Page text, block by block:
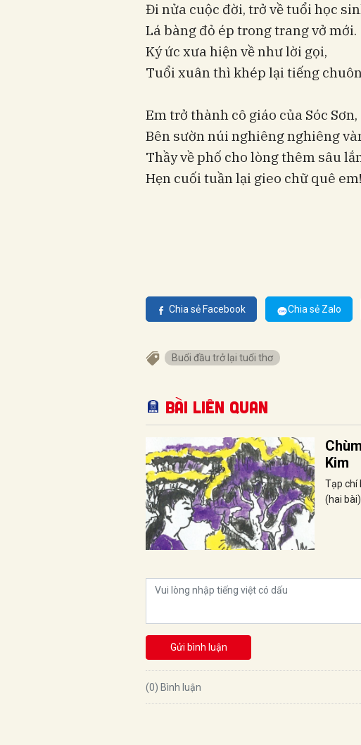
Đi nửa cuộc đời, trở về tuổi học
Lá bàng đỏ ép trong trang vở mới.
Ký ức xưa hiện về như lời gọi,
Tuổi xuân thì khép lại tiếng
Em trở thành cô giáo của Sóc Sơn,
Bên sườn núi nghiêng nghiêng
Thầy về phố cho lòng thêm sâu
Hẹn cuối tuần lại gieo chữ quê em!
Chia sẻ Facebook Chia sẻ Zalo
Buổi đầu trở lại tuổi thơ
Bài liên quan
Kim
Tạp chí
(hai
Gửi bình luận
(0) Bình luận